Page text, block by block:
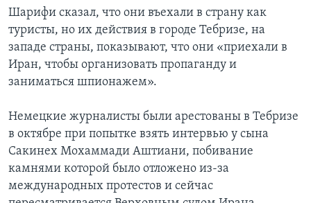
Шарифи сказал, что они въехали в страну как
туристы, но их действия в городе Тебризе, на
западе страны, показывают, что они «приехали в
Иран, чтобы организовать пропаганду и
заниматься шпионажем».
Немецкие журналисты были арестованы в Тебризе
в октябре при попытке взять интервью у сына
Сакинех Мохаммади Аштиани, побивание
камнями которой было отложено из-за
международных протестов и сейчас